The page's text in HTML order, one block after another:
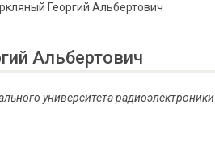
Георгий Альбертович
Альбертович
университета радиоэлектроники